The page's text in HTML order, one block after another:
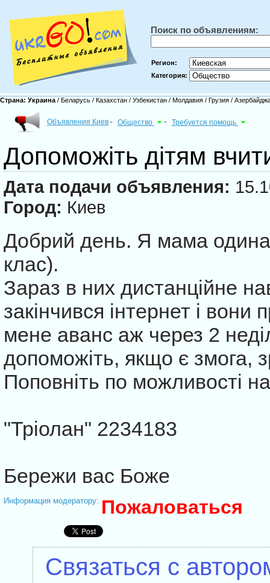
Поиск по объявлениям:
Регион:
Категория:
Страна: Украина / Беларусь / Казахстан / Узбекистан / Молдавия / Грузия /
Объявления Киев - Общество - Требуется помощь
Допоможіть дітям
Дата подачи объявления:
Город: Киев
Добрий день. Я мама
клас).
Зараз в них дистанційне
закінчився інтернет і вони
мене аванс аж через 2
допоможіть, якщо є змога,
Поповніть по можливості
"Тріолан" 2234183
Бережи вас Боже
Информация модератору: Пожаловаться
Связаться с